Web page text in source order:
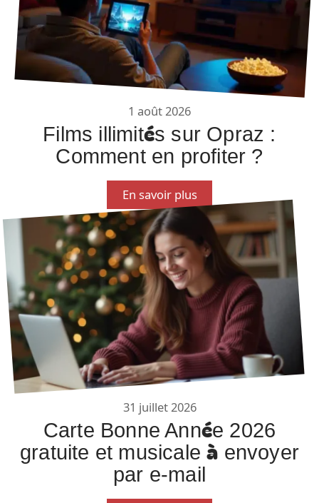
1 août 2026
Films illimités sur Opraz :
Comment en profiter ?
En savoir plus
31 juillet 2026
Carte Bonne Année 2026
gratuite et musicale à envoyer
par e-mail